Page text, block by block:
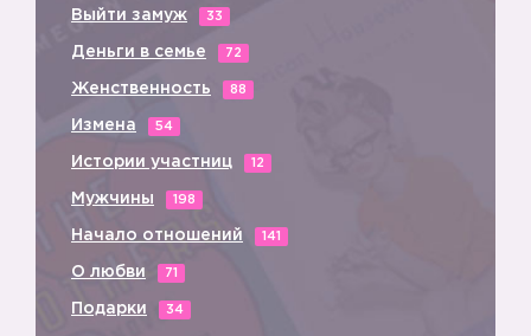
Выйти замуж 33
Деньги в семье 72
Женственность 88
Измена 54
Истории участниц 12
Мужчины 198
Начало отношений 141
О любви 71
Подарки 34